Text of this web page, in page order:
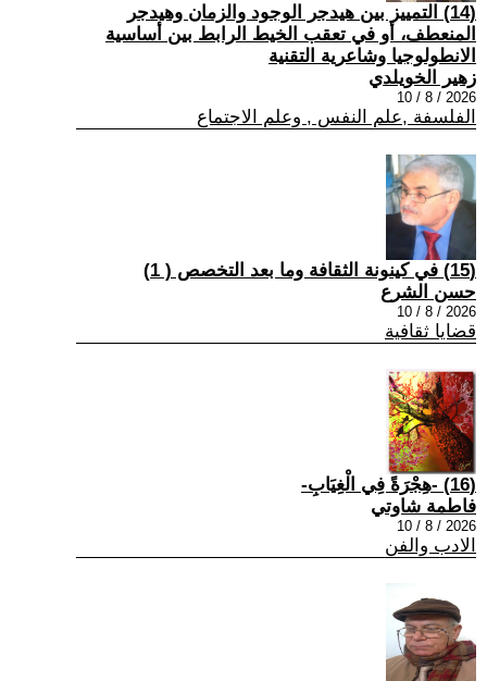
(14) التمييز بين هيدجر الوجود والزمان وهيدجر
المنعطف، أو في تعقب الخيط الرابط بين أساسية
الانطولوجيا وشاعرية التقنية
زهير الخويلدي
2026 / 8 / 10
الفلسفة ,علم النفس , وعلم الاجتماع
(15) في كينونة الثقافة وما بعد التخصص ( 1)
حسن الشرع
2026 / 8 / 10
قضايا ثقافية
(16) -هِجْرَةً فِي الْغِيَابِ-
فاطمة شاوتي
2026 / 8 / 10
الادب والفن